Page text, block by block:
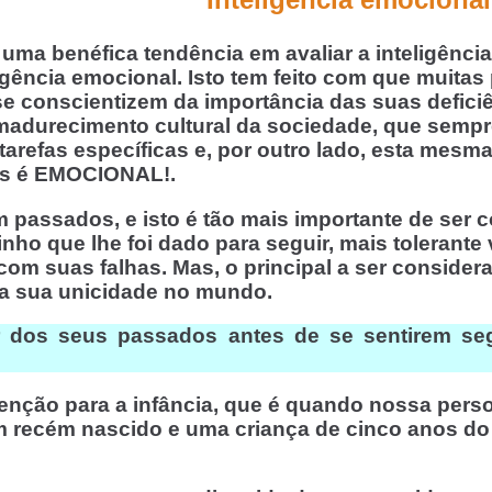
benéfica tendência em avaliar a
emocional. Isto tem feito com que
conscientizem da importância das suas
cultural da sociedade, que
específicas e, por outro lado, esta
é EMOCIONAL!.
e isto é tão mais importante de ser
que lhe foi dado para seguir, mais
suas falhas. Mas, o principal a ser
sua unicidade no mundo.
seus passados antes de se sentirem
para a infância, que é quando nossa
nascido e uma criança de cinco anos